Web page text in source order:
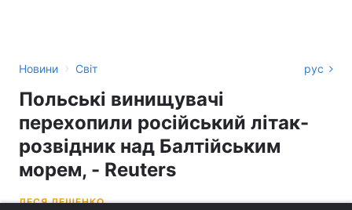
Новини › Світ рус
Польські винищувачі
перехопили російський літак-
розвідник над Балтійським
морем, - Reuters
ЛЕСЯ ЛЕЩЕНКО